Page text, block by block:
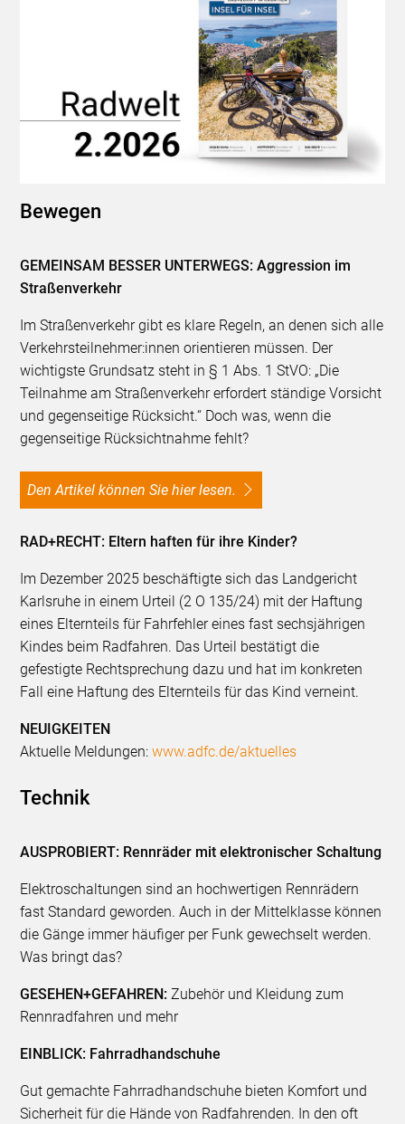
Bewegen
GEMEINSAM BESSER UNTERWEGS: Aggression im
Straßenverkehr
Im Straßenverkehr gibt es klare Regeln, an denen sich alle
Verkehrsteilnehmer:innen orientieren müssen. Der
wichtigste Grundsatz steht in § 1 Abs. 1 StVO: „Die
Teilnahme am Straßenverkehr erfordert ständige Vorsicht
und gegenseitige Rücksicht.“ Doch was, wenn die
gegenseitige Rücksichtnahme fehlt?
Den Artikel können Sie hier lesen.
RAD+RECHT: Eltern haften für ihre Kinder?
Im Dezember 2025 beschäftigte sich das Landgericht
Karlsruhe in einem Urteil (2 O 135/24) mit der Haftung
eines Elternteils für Fahrfehler eines fast sechsjährigen
Kindes beim Radfahren. Das Urteil bestätigt die
gefestigte Rechtsprechung dazu und hat im konkreten
Fall eine Haftung des Elternteils für das Kind verneint.
NEUIGKEITEN
Aktuelle Meldungen:www.adfc.de/aktuelles
Technik
AUSPROBIERT: Rennräder mit elektronischer Schaltung
Elektroschaltungen sind an hochwertigen Rennrädern
fast Standard geworden. Auch in der Mittelklasse können
die Gänge immer häufiger per Funk gewechselt werden.
Was bringt das?
GESEHEN+GEFAHREN:Zubehör und Kleidung zum
Rennradfahren und mehr
EINBLICK: Fahrradhandschuhe
Gut gemachte Fahrradhandschuhe bieten Komfort und
Sicherheit für die Hände von Radfahrenden. In den oft